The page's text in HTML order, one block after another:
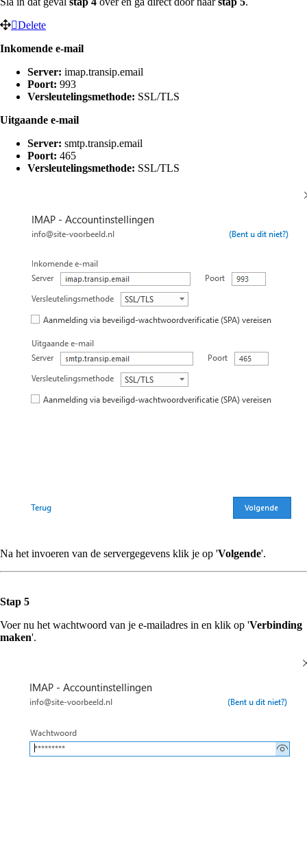
Delete
Inkomende e-mail
Server: imap.transip.email
Poort: 993
Versleutelingsmethode: SSL/TLS
Uitgaande e-mail
Server: smtp.transip.email
Poort: 465
Versleutelingsmethode: SSL/TLS
Na het invoeren van de servergegevens klik je op 'Volgende'.
Stap 5
Voer nu het wachtwoord van je e-mailadres in en klik op 'Verbinding
maken'.